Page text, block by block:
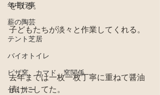
年中行事
薪の陶芸
テント芝居
バイオトイレ
ピザ窯、カマド、窯関係
セミナー
を取る。
子どもたちが淡々と作業してくれる。
去年までは一枚一枚丁寧に重ねて醤油
漬けにしてた。